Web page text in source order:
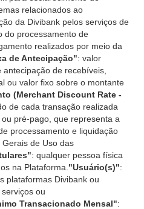
relacionados ao
da Divibank pelos serviços de
do processamento de
realizados por meio da
de Antecipação": valor
de recebíveis,
ou valor fixo sobre o montante
(Merchant Discount Rate -
de cada transação realizada
pré-pago, que representa a
processamento e liquidação
Gerais de Uso das
: qualquer pessoa física
na Plataforma. "Usuário(s)":
plataformas Divibank ou
ou
Transacionado Mensal":